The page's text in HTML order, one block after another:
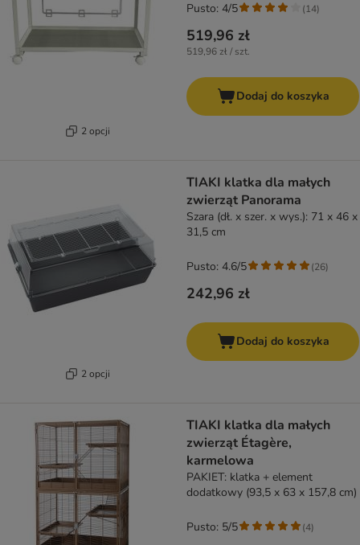
2 opcji
519,96 zł
519,96 zł / szt.
Pusto: 4/5 (14)
Dodaj do koszyka
2 opcji
TIAKI klatka dla małych
zwierząt Panorama
Szara (dł. x szer. x wys.): 71 x 46 x
31,5 cm
242,96 zł
Pusto: 4.6/5 (26)
Dodaj do koszyka
TIAKI klatka dla małych
zwierząt Étagère,
karmelowa
PAKIET: klatka + element
dodatkowy (93,5 x 63 x 157,8 cm)
Pusto: 5/5 (4)